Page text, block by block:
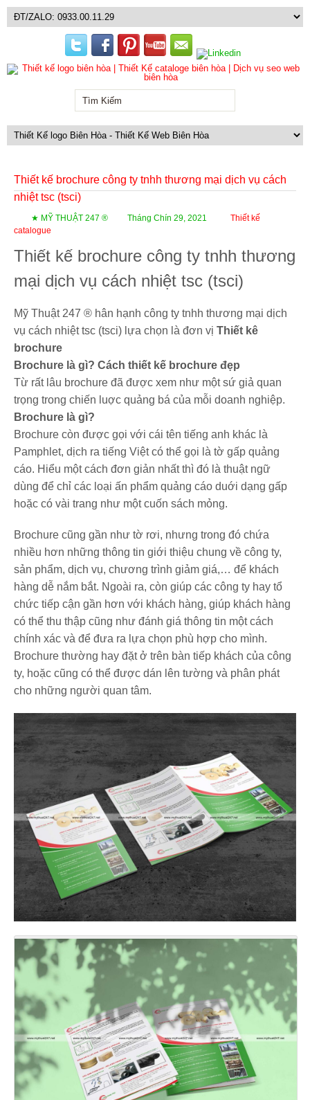
Thiết kế brochure công ty tnhh thương mại dịch vụ cách
nhiệt tsc (tsci)
★ MỸ THUẬT 247 ® Tháng Chín 29, 2021
Thiết kế
catalogue
Thiết kế brochure công ty tnhh thương
mại dịch vụ cách nhiệt tsc (tsci)
Mỹ Thuật 247 ® hân hạnh công ty tnhh thương mại dịch
vụ cách nhiệt tsc (tsci) lựa chọn là đơn vị Thiết kê
brochure
Brochure là gì? Cách thiết kế brochure đẹp
Từ rất lâu brochure đã được xem như một sứ giả quan
trọng trong chiến luợc quảng bá của mỗi doanh nghiệp.
Brochure là gì?
Brochure còn được gọi với cái tên tiếng anh khác là
Pamphlet, dịch ra tiếng Việt có thể gọi là tờ gấp quảng
cáo. Hiểu một cách đơn giản nhất thì đó là thuật ngữ
dùng để chỉ các loại ấn phẩm quảng cáo duới dạng gấp
hoặc có vài trang như một cuốn sách mỏng.
Brochure cũng gần như tờ rơi, nhưng trong đó chứa
nhiều hơn những thông tin giới thiệu chung về công ty,
sản phẩm, dịch vụ, chương trình giảm giá,… để khách
hàng dễ nắm bắt. Ngoài ra, còn giúp các công ty hay tổ
chức tiếp cận gần hơn với khách hàng, giúp khách hàng
có thể thu thập cũng như đánh giá thông tin một cách
chính xác và để đưa ra lựa chọn phù hợp cho mình.
Brochure thường hay đặt ở trên bàn tiếp khách của công
ty, hoặc cũng có thể được dán lên tường và phân phát
cho những người quan tâm.